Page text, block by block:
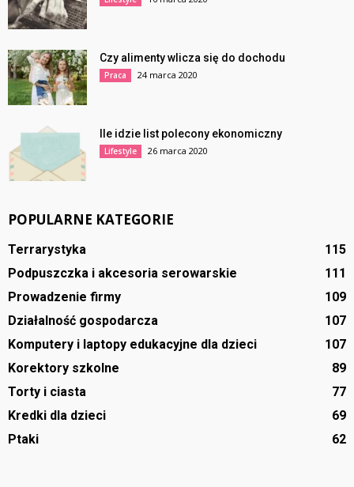
Czy alimenty wlicza się do dochodu
Praca 24 marca 2020
Ile idzie list polecony ekonomiczny
Lifestyle 26 marca 2020
POPULARNE KATEGORIE
Terrarystyka
115
Podpuszczka i akcesoria serowarskie
111
Prowadzenie firmy
109
Działalność gospodarcza
107
Komputery i laptopy edukacyjne dla dzieci
107
Korektory szkolne
89
Torty i ciasta
77
Kredki dla dzieci
69
Ptaki
62